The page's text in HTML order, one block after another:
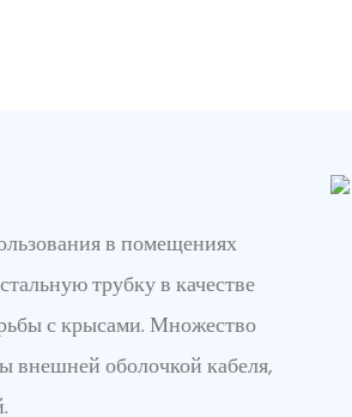
в помещениях
трубку в качестве
с крысами. Множество
оболочкой кабеля,